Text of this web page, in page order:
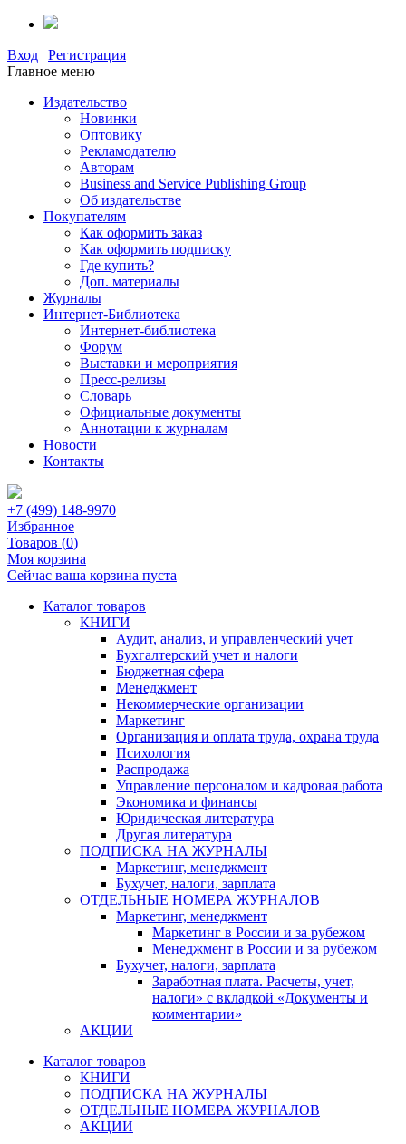
Вход | Регистрация
Главное меню
Издательство
Новинки
Оптовику
Рекламодателю
Авторам
Business and Service Publishing Group
Об издательстве
Покупателям
Как оформить заказ
Как оформить подписку
Где купить?
Доп. материалы
Журналы
Интернет-Библиотека
Интернет-библиотека
Форум
Выставки и мероприятия
Пресс-релизы
Словарь
Официальные документы
Аннотации к журналам
Новости
Контакты
+7 (499) 148-9970
Избранное
Товаров (0)
Моя корзина
Сейчас ваша корзина пуста
Каталог товаров
КНИГИ
Аудит, анализ, и управленческий учет
Бухгалтерский учет и налоги
Бюджетная сфера
Менеджмент
Некоммерческие организации
Маркетинг
Организация и оплата труда, охрана труда
Психология
Распродажа
Управление персоналом и кадровая работа
Экономика и финансы
Юридическая литература
Другая литература
ПОДПИСКА НА ЖУРНАЛЫ
Маркетинг, менеджмент
Бухучет, налоги, зарплата
ОТДЕЛЬНЫЕ НОМЕРА ЖУРНАЛОВ
Маркетинг, менеджмент
Маркетинг в России и за рубежом
Менеджмент в России и за рубежом
Бухучет, налоги, зарплата
Заработная плата. Расчеты, учет,
налоги» с вкладкой «Документы и
комментарии»
АКЦИИ
Каталог товаров
КНИГИ
ПОДПИСКА НА ЖУРНАЛЫ
ОТДЕЛЬНЫЕ НОМЕРА ЖУРНАЛОВ
АКЦИИ